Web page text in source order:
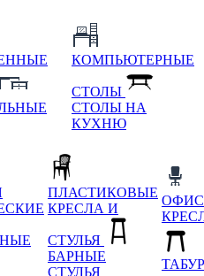
КОМПЬЮТЕРНЫЕ
СТОЛЫ
СТОЛЫ НА
КУХНЮ
ПЛАСТИКОВЫЕ
КРЕСЛА И
СТУЛЬЯ
БАРНЫЕ
СТУЛЬЯ